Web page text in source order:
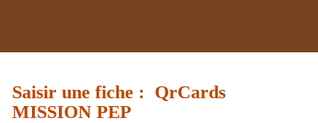
Saisir une fiche : QrCards
MISSION PEP